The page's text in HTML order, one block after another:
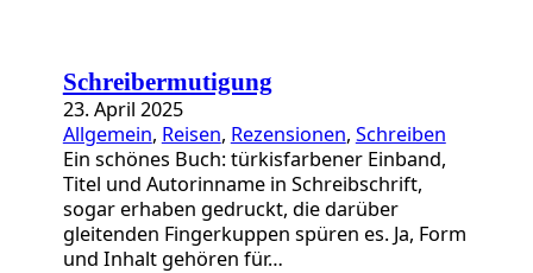
Schreibermutigung
23. April 2025
Allgemein, Reisen, Rezensionen, Schreiben
Ein schönes Buch: türkisfarbener Einband,
Titel und Autorinname in Schreibschrift,
sogar erhaben gedruckt, die darüber
gleitenden Fingerkuppen spüren es. Ja, Form
und Inhalt gehören für…